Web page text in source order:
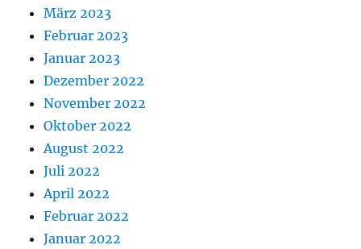
März 2023
Februar 2023
Januar 2023
Dezember 2022
November 2022
Oktober 2022
August 2022
Juli 2022
April 2022
Februar 2022
Januar 2022